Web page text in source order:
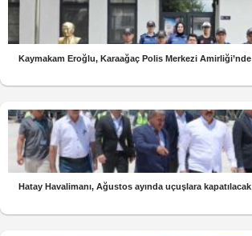
Kaymakam Eroğlu, Karaağaç Polis Merkezi Amirliği’nde
Hatay Havalimanı, Ağustos ayında uçuşlara kapatılacak